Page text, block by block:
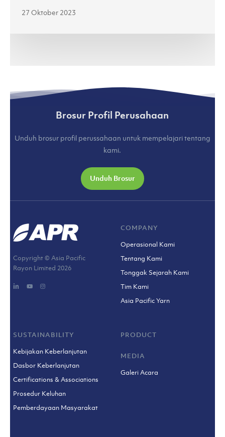
27 Oktober 2023
Brosur Profil Perusahaan
Unduh brosur profil perussahaan untuk mempelajari tentang
kami.
Unduh Brosur
Copyright © Asia Pacific
Rayon Limited 2026
COMPANY
Operasional Kami
Tentang Kami
Tonggak Sejarah Kami
Tim Kami
Asia Pacific Yarn
SUSTAINABILITY
Kebijakan Keberlanjutan
Dasbor Keberlanjutan
Certifications & Associations
Prosedur Keluhan
Pemberdayaan Masyarakat
PRODUCT
MEDIA
Galeri Acara